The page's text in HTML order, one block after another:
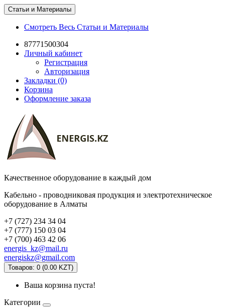
Статьи и Материалы
Смотреть Весь Статьи и Материалы
87771500304
Личный кабинет
Регистрация
Авторизация
Закладки (0)
Корзина
Оформление заказа
Качественное оборудование в каждый дом
Кабельно - проводниковая продукция и электротехническое
оборудование в Алматы
+7 (727) 234 34 04
+7 (777) 150 03 04
+7 (700) 463 42 06
energis_kz@mail.ru
energiskz@gmail.com
Товаров: 0 (0.00 KZT)
Ваша корзина пуста!
Категории